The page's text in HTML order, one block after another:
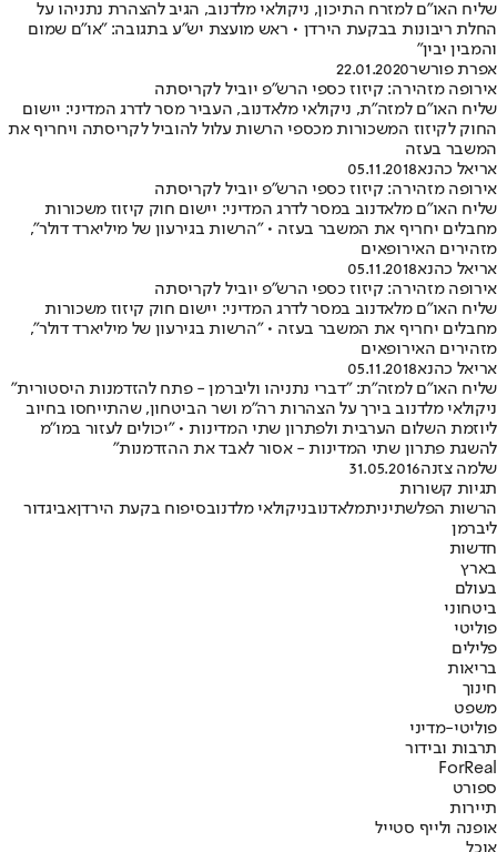
שליח האו"ם למזרח התיכון, ניקולאי מלדנוב, הגיב להצהרת נתניהו על
החלת ריבונות בבקעת הירדן • ראש מועצת יש"ע בתגובה: "או"ם שמום
והמבין יבין"
אפרת פורשר22.01.2020
אירופה מזהירה: קיזוז כספי הרש"פ יוביל לקריסתה
שליח האו"ם למזה"ת, ניקולאי מלאדנוב, העביר מסר לדרג המדיני: יישום
החוק לקיזוז המשכורות מכספי הרשות עלול להוביל לקריסתה ויחריף את
המשבר בעזה
אריאל כהנא05.11.2018
אירופה מזהירה: קיזוז כספי הרש"פ יוביל לקריסתה
שליח האו"ם מלאדנוב במסר לדרג המדיני: יישום חוק קיזוז משכורות
מחבלים יחריף את המשבר בעזה • "הרשות בגירעון של מיליארד דולר",
מזהירים האירופאים
אריאל כהנא05.11.2018
אירופה מזהירה: קיזוז כספי הרש"פ יוביל לקריסתה
שליח האו"ם מלאדנוב במסר לדרג המדיני: יישום חוק קיזוז משכורות
מחבלים יחריף את המשבר בעזה • "הרשות בגירעון של מיליארד דולר",
מזהירים האירופאים
אריאל כהנא05.11.2018
שליח האו"ם למזה"ת: "דברי נתניהו וליברמן - פתח להזדמנות היסטורית"
ניקולאי מלדנוב בירך על הצהרות רה"מ ושר הביטחון, שהתייחסו בחיוב
ליוזמת השלום הערבית ולפתרון שתי המדינות • "יכולים לעזור במו"מ
להשגת פתרון שתי המדינות - אסור לאבד את ההזדמנות"
שלמה צזנה31.05.2016
תגיות קשורות
הרשות הפלשתיניתמלאדנובניקולאי מלדנובסיפוח בקעת הירדןאביגדור
ליברמן
חדשות
בארץ
בעולם
ביטחוני
פוליטי
פלילים
בריאות
חינוך
משפט
פוליטי-מדיני
תרבות ובידור
ForReal
ספורט
תיירות
אופנה ולייף סטייל